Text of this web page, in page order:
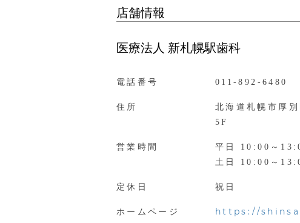
店舗情報
医療法人 新札幌駅歯科
電話番号 011-892-6480
住所
北海道札幌市厚
5F
営業時間
平日 10:00～
土日 10:00～
定休日 祝日
ホームページ https://